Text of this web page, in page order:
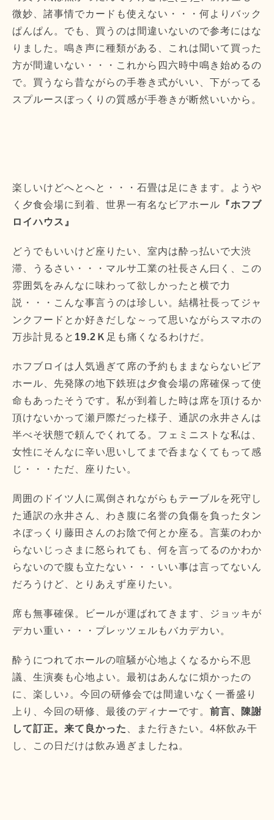
微妙、諸事情でカードも使えない・・・何よりバック
ぱんぱん。でも、買うのは間違いないので参考にはな
りました。鳴き声に種類がある、これは聞いて買った
方が間違いない・・・これから四六時中鳴き始めるの
で。買うなら昔ながらの手巻き式がいい、下がってる
スプルースぼっくりの質感が手巻きが断然いいから。
楽しいけどへとへと・・・石畳は足にきます。ようや
く夕食会場に到着、世界一有名なビアホール 『ホフブ
ロイハウス』
どうでもいいけど座りたい、室内は酔っ払いで大渋
滞、うるさい・・・マルサ工業の社長さん曰く、この
雰囲気をみんなに味わって欲しかったと横で力
説・・・こんな事言うのは珍しい。結構社長ってジャ
ンクフードとか好きだしな～って思いながらスマホの
万歩計見ると 19.2Ｋ 足も痛くなるわけだ。
ホフブロイは人気過ぎて席の予約もままならないビア
ホール、先発隊の地下鉄班は夕食会場の席確保って使
命もあったそうです。私が到着した時は席を頂けるか
頂けないかって瀬戸際だった様子、通訳の永井さんは
半べそ状態で頼んでくれてる。フェミニストな私は、
女性にそんなに辛い思いしてまで呑まなくてもって感
じ・・・ただ、座りたい。
周囲のドイツ人に罵倒されながらもテーブルを死守し
た通訳の永井さん、わき腹に名誉の負傷を負ったタン
ネぼっくり藤田さんのお陰で何とか座る。言葉のわか
らないじっさまに怒られても、何を言ってるのかわか
らないので腹も立たない・・・いい事は言ってないん
だろうけど、とりあえず座りたい。
席も無事確保。ビールが運ばれてきます、ジョッキが
デカい重い・・・プレッツェルもバカデカい。
酔うにつれてホールの喧騒が心地よくなるから不思
議、生演奏も心地よい。最初はあんなに煩かったの
に、楽しい♪。今回の研修会では間違いなく一番盛り
上り、今回の研修、最後のディナーです。 前言、陳謝
して訂正。来て良かった
、また行きたい。4杯飲み干
し、この日だけは飲み過ぎましたね。